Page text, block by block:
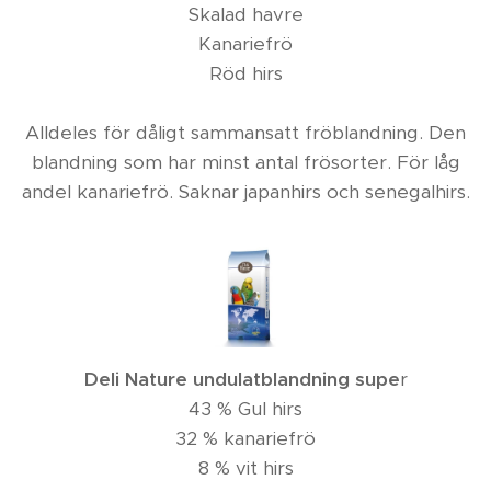
Skalad havre
Kanariefrö
Röd hirs
Alldeles för dåligt sammansatt fröblandning. Den
blandning som har minst antal frösorter. För låg
andel kanariefrö. Saknar japanhirs och senegalhirs.
Deli Nature undulatblandning super
43 % Gul hirs
32 % kanariefrö
8 % vit hirs